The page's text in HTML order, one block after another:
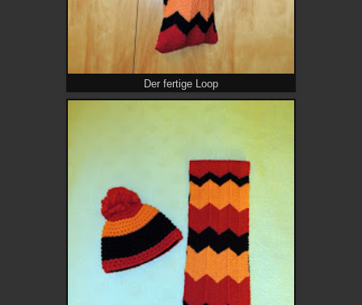
Der fertige Loop